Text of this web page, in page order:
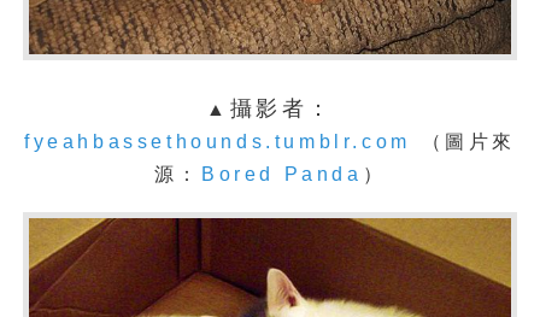
▲ 攝影者：
fyeahbassethounds.tumblr.com
（圖片來
源：
Bored Panda ）